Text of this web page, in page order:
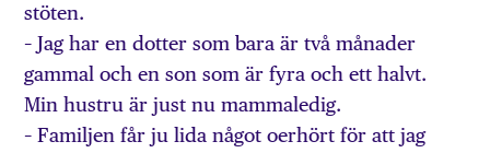
stöten.
– Jag har en dotter som bara är två månader
gammal och en son som är fyra och ett halvt.
Min hustru är just nu mammaledig.
– Familjen får ju lida något oerhört för att jag